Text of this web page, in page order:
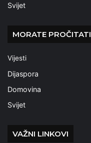
Svijet
MORATE PROČITATI
Vijesti
Dijaspora
Domovina
Svijet
VAŽNI LINKOVI